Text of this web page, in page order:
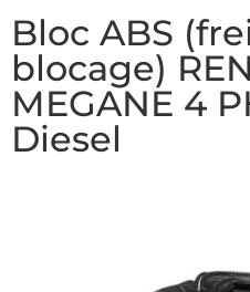
Bloc ABS
blocage)
MEGANE 4
Diesel